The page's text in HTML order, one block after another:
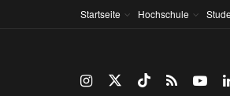
Startseite Hochschule